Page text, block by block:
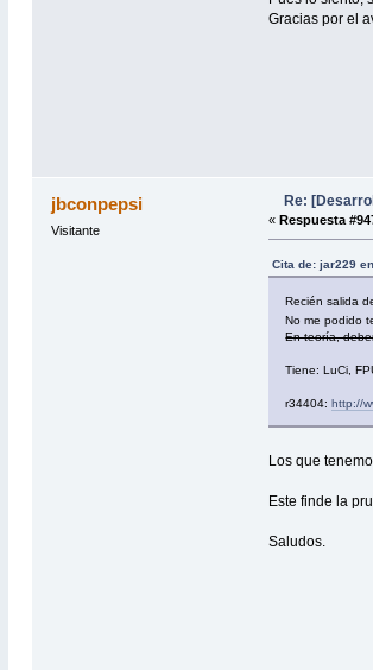
Gracias por el
jbconpepsi
Visitante
Re:
«Respuesta
Cita de: jar229
Recién salida
No me podido
En teoría,
Tiene: LuCi,
r34404:http://
Los que
Este finde la
Saludos.